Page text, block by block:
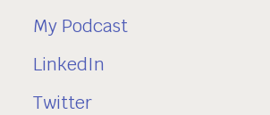
My Podcast
LinkedIn
Twitter